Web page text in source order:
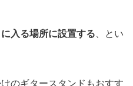
入る場所に設置する、とい
のギタースタンドもおすす